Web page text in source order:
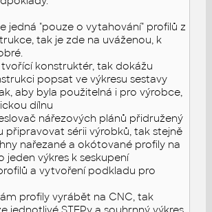
jedná "pouze o vytahování" profilů z
tak je zde na uváženou, k
konstruktér, tak dokážu
popsat ve výkresu sestavy
aby byla použitelná i pro výrobce,
dílnu
nářezových plánů přidružený
připravovat sérii výrobků, tak stejně
nařezané a okótované profily na
jeden výkres k seskupení
a vytvoření podkladu pro
profily vyrábět na CNC, tak